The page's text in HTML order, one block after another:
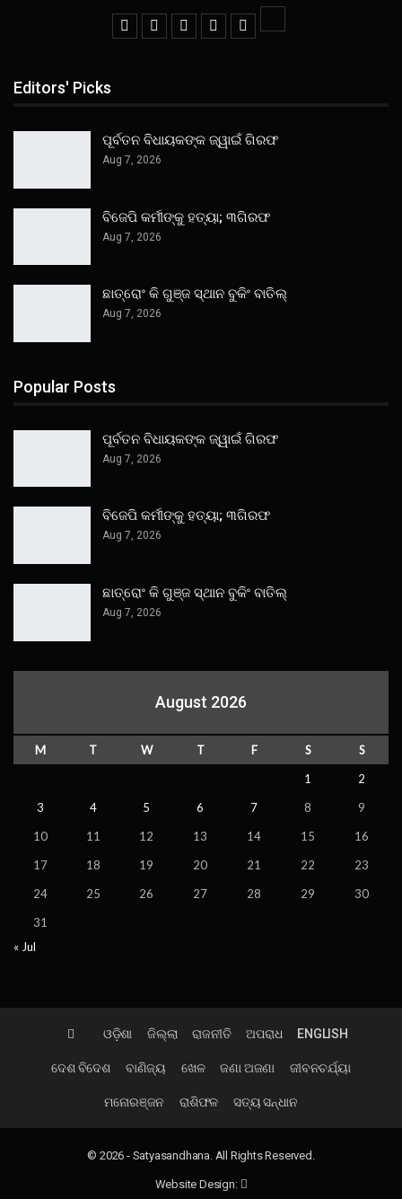
Editors' Picks
ପୂର୍ବତନ ବିଧାୟକଙ୍କ ଜ୍ୱାଇଁ ଗିରଫ
Aug 7, 2026
ବିଜେପି କର୍ମୀଙ୍କୁ ହତ୍ୟା; ୩ଗିରଫ
Aug 7, 2026
ଛାତ୍ରୋଂ କି ଗୁଞ୍ଜ ସ୍ଥାନ ବୁକିଂ ବାତିଲ୍
Aug 7, 2026
Popular Posts
ପୂର୍ବତନ ବିଧାୟକଙ୍କ ଜ୍ୱାଇଁ ଗିରଫ
Aug 7, 2026
ବିଜେପି କର୍ମୀଙ୍କୁ ହତ୍ୟା; ୩ଗିରଫ
Aug 7, 2026
ଛାତ୍ରୋଂ କି ଗୁଞ୍ଜ ସ୍ଥାନ ବୁକିଂ ବାତିଲ୍
Aug 7, 2026
August 2026
M T W T F S
S
1
2
3
4 5 6 7 8
9
10
11 12 13 14 15
16
17
18 19 20 21 22
23
24
25 26 27 28 29
30
31
« Jul
ଓଡ଼ିଶା ଜିଲ୍ଲା ରାଜନୀତି ଅପରାଧ ENGLISH
ଦେଶ ବିଦେଶ ବାଣିଜ୍ୟ ଖେଳ ଜଣା ଅଜଣା ଜୀବନଚର୍ଯ୍ୟା
ମନୋରଞ୍ଜନ ରାଶିଫଳ ସତ୍ୟ ସନ୍ଧାନ
© 2026 - Satyasandhana. All Rights Reserved.
Website Design: